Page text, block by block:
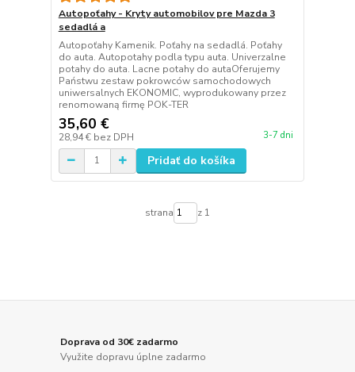
Autopoťahy - Kryty automobilov pre Mazda 3
sedadlá a
Autopoťahy Kamenik. Poťahy na sedadlá. Poťahy
do auta. Autopotahy podla typu auta. Univerzalne
potahy do auta. Lacne potahy do autaOferujemy
Państwu zestaw pokrowców samochodowych
uniwersalnych EKONOMIC, wyprodukowany przez
renomowaną firmę POK-TER
35,60 €
28,94 € bez DPH 3-7 dni
Pridať do košíka
strana z 1
Doprava od 30€ zadarmo
Využite dopravu úplne zadarmo